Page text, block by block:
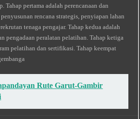
Tahap pertama adalah perencanaan dan
rencana strategis, penyiapan lahan
tenaga pengajar. Tahap kedua adalah
pengadaan peralatan pelatihan. Tahap ketiga
pelatihan dan sertifikasi. Tahap keempat
Rute Garut-Gambir